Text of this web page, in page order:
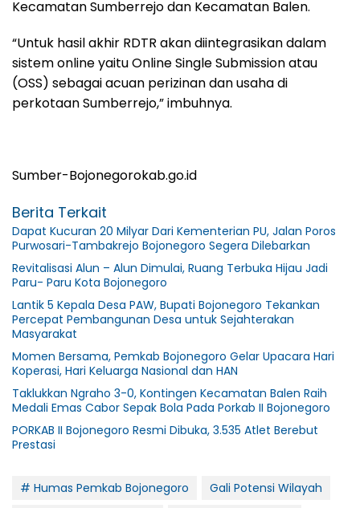
Kecamatan Sumberrejo dan Kecamatan Balen.
“Untuk hasil akhir RDTR akan diintegrasikan dalam
sistem online yaitu Online Single Submission atau
(OSS) sebagai acuan perizinan dan usaha di
perkotaan Sumberrejo,” imbuhnya.
Sumber-Bojonegorokab.go.id
Berita Terkait
Dapat Kucuran 20 Milyar Dari Kementerian PU, Jalan Poros
Purwosari-Tambakrejo Bojonegoro Segera Dilebarkan
Revitalisasi Alun – Alun Dimulai, Ruang Terbuka Hijau Jadi
Paru- Paru Kota Bojonegoro
Lantik 5 Kepala Desa PAW, Bupati Bojonegoro Tekankan
Percepat Pembangunan Desa untuk Sejahterakan
Masyarakat
Momen Bersama, Pemkab Bojonegoro Gelar Upacara Hari
Koperasi, Hari Keluarga Nasional dan HAN
Taklukkan Ngraho 3-0, Kontingen Kecamatan Balen Raih
Medali Emas Cabor Sepak Bola Pada Porkab II Bojonegoro
PORKAB II Bojonegoro Resmi Dibuka, 3.535 Atlet Berebut
Prestasi
# Humas Pemkab Bojonegoro
Gali Potensi Wilayah